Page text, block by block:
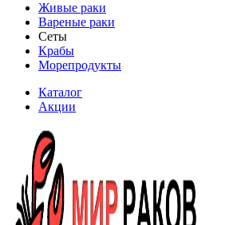
Живые раки
Вареные раки
Сеты
Крабы
Морепродукты
Каталог
Акции